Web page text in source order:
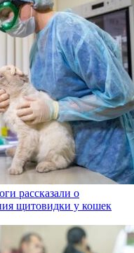
рассказали о
щитовидки у кошек